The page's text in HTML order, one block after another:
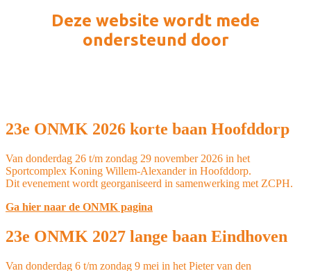
Deze website wordt mede
ondersteund door
23e ONMK 2026 korte baan Hoofddorp
Van donderdag 26 t/m zondag 29 november 2026 in het
Sportcomplex Koning Willem-Alexander in Hoofddorp.
Dit evenement wordt georganiseerd in samenwerking met ZCPH.
Ga hier naar de ONMK pagina
23e ONMK 2027 lange baan Eindhoven
Van donderdag 6 t/m zondag 9 mei in het Pieter van den